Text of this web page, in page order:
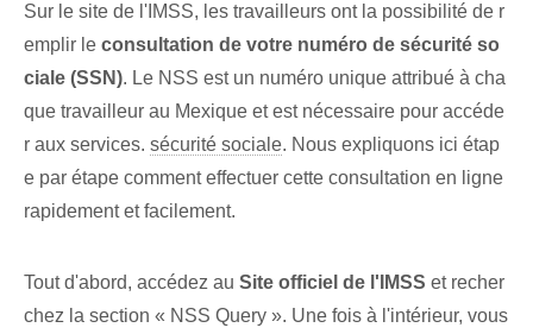
Sur le site de l'IMSS, les travailleurs ont la possibilité de r
emplir le consultation de votre numéro de sécurité so
ciale (SSN). Le NSS ⁢est un numéro unique‌ attribué ‌à cha
que travailleur au Mexique et ⁤est ⁢nécessaire pour accéde
r aux services. sécurité sociale. Nous expliquons ici étap
e par étape comment effectuer cette consultation en ligne
rapidement et facilement.
Tout d'abord, accédez au Site officiel de l'IMSS et recher
chez la section « NSS Query ». Une fois à l'intérieur, vous